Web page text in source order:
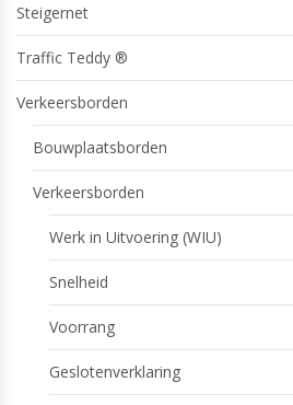
Steigernet
Traffic Teddy ®
Verkeersborden
Bouwplaatsborden
Verkeersborden
Werk in Uitvoering (WIU)
Snelheid
Voorrang
Geslotenverklaring